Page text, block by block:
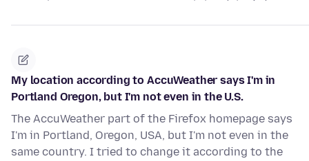
My location according to AccuWeather says I'm in
Portland Oregon, but I'm not even in the U.S.
The AccuWeather part of the Firefox homepage says
I'm in Portland, Oregon, USA, but I'm not even in the
same country. I tried to change it according to the